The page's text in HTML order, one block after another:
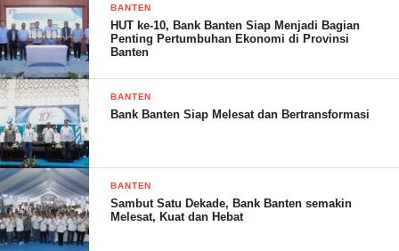
2. Wisata Kuliner
3. Wisata Wahana
4. Berbagai macam perlombaan
5. Geliat pasar murah
KOPPDI mengadakan kegiatan tersebut bertujuan untuk turut
serta mempromosikan tentang wisata dan kuliner has Banten
serta memberdayakan masyarakat disekitar lokasi agar dapat
turut serta menggelar dagangan hasil produknya sehingga dapat
turut meningkatkan perekonomian masyarakat
Kehadiran pasar murah dalam acara yang dilakukan oleh
BANTEN
HUT ke-10, Bank Banten Siap Menjadi Bagian
Penting Pertumbuhan Ekonomi di Provinsi
Banten
BANTEN
Bank Banten Siap Melesat dan Bertransformasi
BANTEN
Sambut Satu Dekade, Bank Banten semakin
Melesat, Kuat dan Hebat